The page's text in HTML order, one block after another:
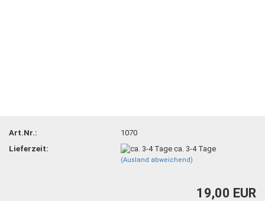
Art.Nr.:
1070
Lieferzeit:
ca. 3-4 Tage
(Ausland abweichend)
19,00 EUR